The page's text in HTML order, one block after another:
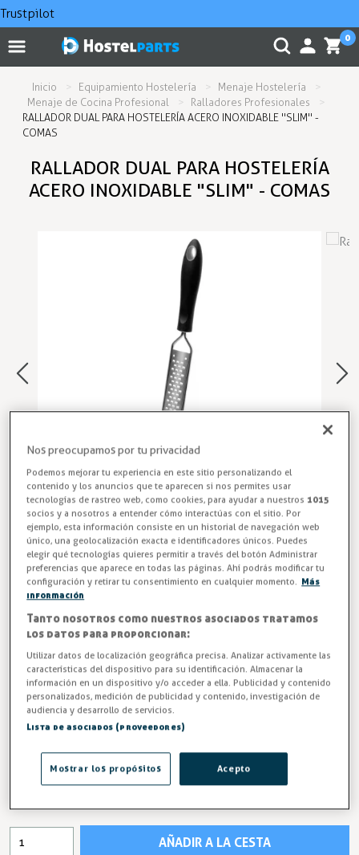
Trustpilot
0
Inicio Equipamiento Hostelería
Menaje Hostelería
Menaje de Cocina Profesional
Ralladores Profesionales
RALLADOR DUAL PARA HOSTELERÍA ACERO INOXIDABLE "SLIM" -
COMAS
RALLADOR DUAL PARA HOSTELERÍA
ACERO INOXIDABLE "SLIM" - COMAS
Rallador Dual Hostelería
Rallador profesional dual "Slim" de COMAS, fabricado en
acero inoxidable. Ofrece doble tipo de rallado (fino y
grueso) para mayor versatilidad en cocinas profesionales
de hostelería. Optimiza el espacio y la eficiencia en tu
cocina con el rallador dual "Slim" de COMAS. Una
herramienta versátil y profesional al servicio de tu negocio.
¡Cómpralo ahora!
ENTREGA ENTRE 3 Y 5 DÍAS
6,04 €
AÑADIR A LA CESTA
Nos preocupamos por tu privacidad
Podemos mejorar tu experiencia en este sitio personalizando el
contenido y los anuncios que te aparecen si nos permites usar
tecnologías de rastreo web, como cookies, para ayudar a nuestros 1015
socios y a nosotros a entender cómo interactúas con el sitio. Por
ejemplo, esta información consiste en un historial de navegación web
único, una geolocalización exacta e identificadores únicos. Puedes
elegir qué tecnologías quieres permitir a través del botón Administrar
preferencias que aparece en todas las páginas. Ahí podrás modificar tu
configuración y retirar tu consentimiento en cualquier momento. Más
información
Tanto nosotros como nuestros asociados tratamos
los datos para proporcionar:
Utilizar datos de localización geográfica precisa. Analizar activamente las
características del dispositivo para su identificación. Almacenar la
información en un dispositivo y/o acceder a ella. Publicidad y contenido
personalizados, medición de publicidad y contenido, investigación de
audiencia y desarrollo de servicios.
Lista de asociados (proveedores)
Acepto
Mostrar los propósitos